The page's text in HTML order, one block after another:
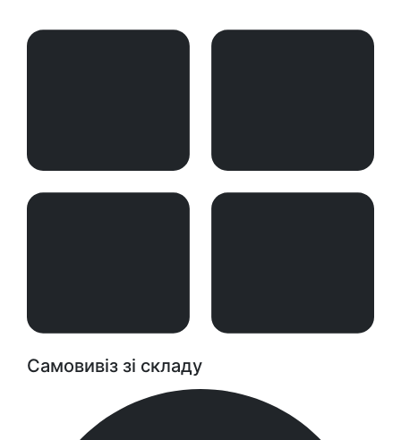
Самовивіз зі складу